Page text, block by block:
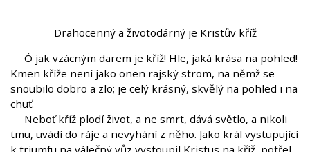
Drahocenný a životodárný je Kristův kříž
Ó jak vzácným darem je kříž! Hle, jaká krása na pohled!
Kmen kříže není jako onen rajský strom, na němž se
snoubilo dobro a zlo; je celý krásný, skvělý na pohled i na
chuť.
Neboť kříž plodí život, a ne smrt, dává světlo, a nikoli
tmu, uvádí do ráje a nevyhání z něho. Jako král vystupující